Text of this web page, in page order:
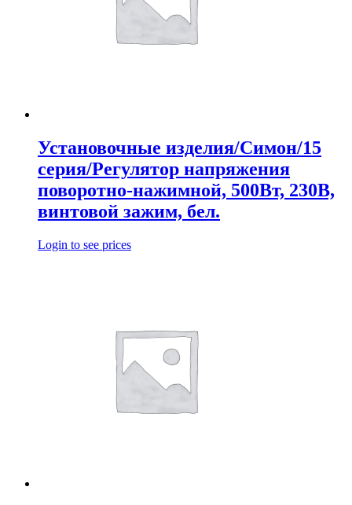
Установочные изделия/Симон/15
серия/Регулятор напряжения
поворотно-нажимной, 500Вт, 230В,
винтовой зажим, бел.
Login to see prices